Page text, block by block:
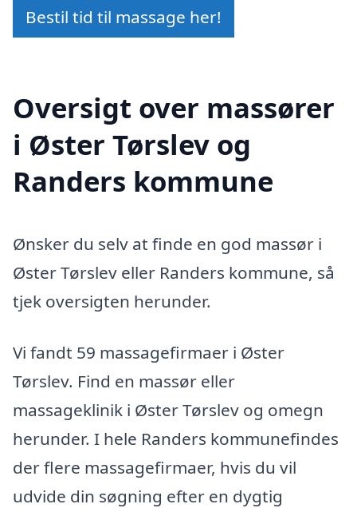
Bestil tid til massage her!
Oversigt over massører
i Øster Tørslev og
Randers kommune
Ønsker du selv at finde en god massør i
Øster Tørslev eller Randers kommune, så
tjek oversigten herunder.
Vi fandt 59 massagefirmaer i Øster
Tørslev. Find en massør eller
massageklinik i Øster Tørslev og omegn
herunder. I hele Randers kommunefindes
der flere massagefirmaer, hvis du vil
udvide din søgning efter en dygtig